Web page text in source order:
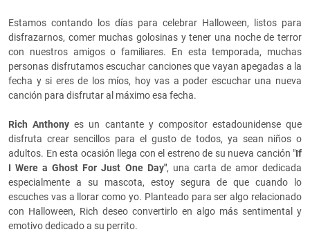
Estamos contando los días para celebrar Halloween, listos para
disfrazarnos, comer muchas golosinas y tener una noche de terror
con nuestros amigos o familiares. En esta temporada, muchas
personas disfrutamos escuchar canciones que vayan apegadas a la
fecha y si eres de los míos, hoy vas a poder escuchar una nueva
canción para disfrutar al máximo esa fecha.
Rich Anthonyes un cantante y compositor estadounidense que
disfruta crear sencillos para el gusto de todos, ya sean niños o
adultos. En esta ocasión llega con el estreno de su nueva canción "If
I Were a Ghost For Just One Day", una carta de amor dedicada
especialmente a su mascota, estoy segura de que cuando lo
escuches vas a llorar como yo. Planteado para ser algo relacionado
con Halloween, Rich deseo convertirlo en algo más sentimental y
emotivo dedicado a su perrito.